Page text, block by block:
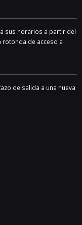
sus horarios a partir del
rotonda de acceso a
de salida a una nueva